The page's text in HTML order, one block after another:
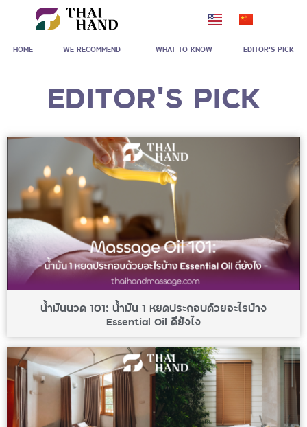
content
HOME WE RECOMMEND WHAT TO KNOW EDITOR'S PICK
EDITOR'S PICK
น้ำมันนวด 101: น้ำมัน 1 หยดประกอบด้วยอะไรบ้าง
Essential Oil ดียังไง